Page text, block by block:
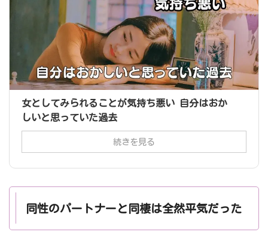
女としてみられることが気持ち悪い 自分はおか
しいと思っていた過去
続きを見る
同性のパートナーと同棲は全然平気だった